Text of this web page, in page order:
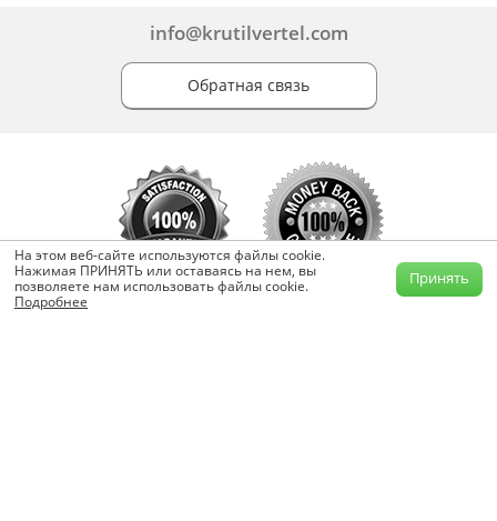
info@krutilvertel.com
Обратная связь
На этом веб-сайте используются файлы cookie.
Нажимая ПРИНЯТЬ или оставаясь на нем, вы
позволяете нам использовать файлы cookie.
Подробнее
Принять